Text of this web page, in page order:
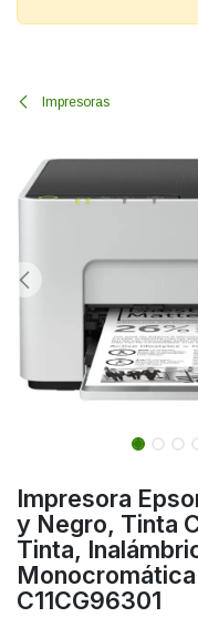
Impresoras
Impresora
y Negro, Tinta
Tinta,
C11CG96301